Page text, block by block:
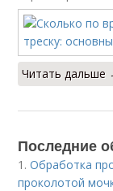
Читать дальше
Последние
1.Обработка
проколотой